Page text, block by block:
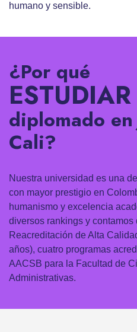
humano y sensible.
¿Por qué
ESTUDIAR
diplomado en
Cali?
Nuestra universidad es una
con mayor prestigio en
humanismo y excelencia
diversos rankings y
Reacreditación de Alta
años), cuatro programas
AACSB para la Facultad de
Administrativas.